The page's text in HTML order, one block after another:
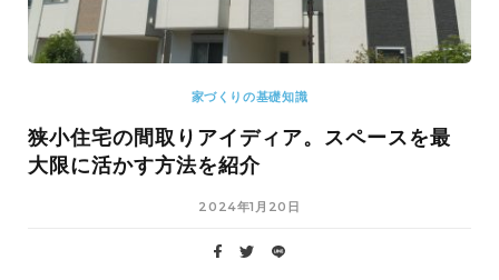
家づくりの基礎知識
狭小住宅の間取りアイディア。スペースを最
大限に活かす方法を紹介
2024年1月20日